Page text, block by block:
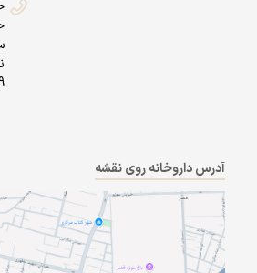
آدرس داروخانه روی نقشه